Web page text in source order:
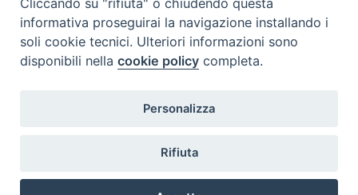
Contatti & Info
C.ne Aurelia, 50 – 00165 Roma
Contatti
Scrivi a: cnvf@chiesacattolica.it
informativa proseguirai la navigazione installando i
soli cookie tecnici. Ulteriori informazioni sono
disponibili nellacookie policy completa.
Personalizza
Rifiuta